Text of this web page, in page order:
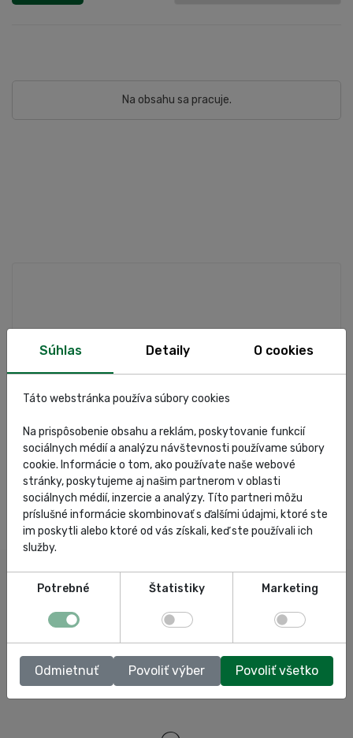
Na obsahu sa pracuje.
Súhlas Detaily O cookies
Táto webstránka používa súbory cookies
Na prispôsobenie obsahu a reklám, poskytovanie funkcií
sociálnych médií a analýzu návštevnosti používame súbory
cookie. Informácie o tom, ako používate naše webové
stránky, poskytujeme aj našim partnerom v oblasti
sociálnych médií, inzercie a analýzy. Títo partneri môžu
príslušné informácie skombinovať s ďalšími údajmi, ktoré ste
im poskytli alebo ktoré od vás získali, keď ste používali ich
služby.
Potrebné Štatistiky Marketing
Odmietnuť Povoliť výber Povoliť všetko